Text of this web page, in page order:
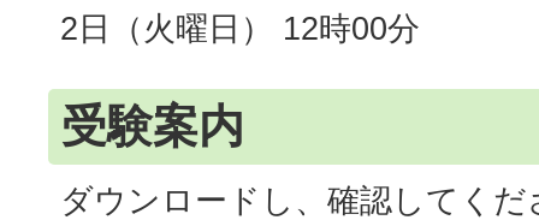
2日（火曜日） 12時00分
受験案内
ダウンロードし、確認してくだ